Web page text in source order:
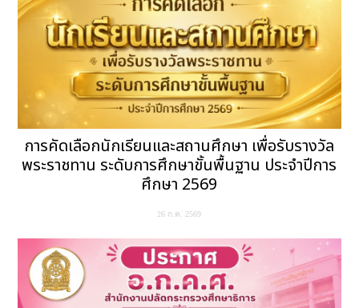
การคัดเลือกนักเรียนและสถานศึกษา เพื่อรับรางวัล
พระราชทาน ระดับการศึกษาขั้นพื้นฐาน ประจำปีการ
ศึกษา 2569
26 ก.ค. 2569